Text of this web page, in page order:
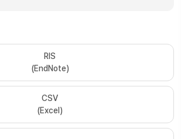
RIS
(EndNote)
CSV
(Excel)